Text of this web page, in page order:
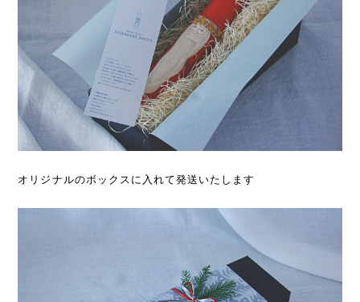
オリジナルのボックスに入れて発送いたします